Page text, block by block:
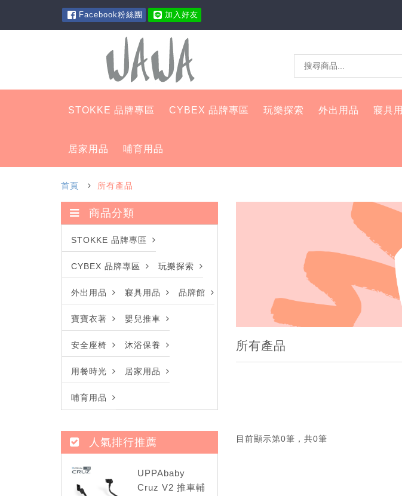
Facebook粉絲團 加入好友
STOKKE 品牌專區 CYBEX 品牌專區 玩樂探索 外出用品 寢具
居家用品 哺育用品
首頁 所有產品
商品分類
STOKKE 品牌專區
CYBEX 品牌專區 玩樂探索
外出用品 寢具用品 品牌館
寶寶衣著 嬰兒推車
安全座椅 沐浴保養
用餐時光 居家用品
哺育用品
人氣排行推薦
UPPAbaby
Cruz V2 推車輔
所有產品
目前顯示第0筆，共0筆